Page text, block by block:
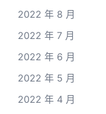
2022 年 8 月
2022 年 7 月
2022 年 6 月
2022 年 5 月
2022 年 4 月